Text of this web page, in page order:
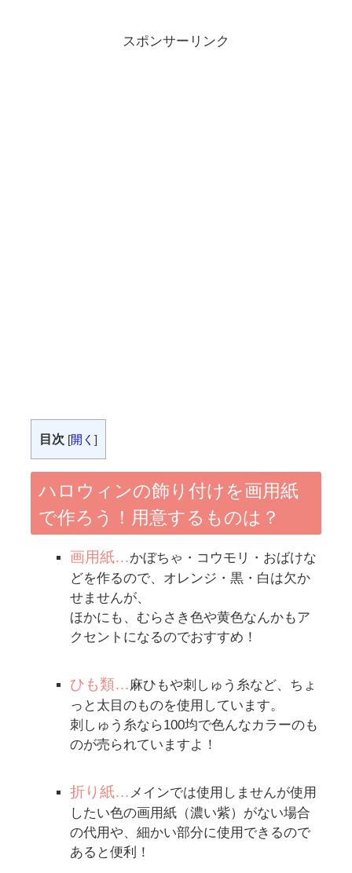
スポンサーリンク
目次 [開く ]
ハロウィンの飾り付けを画用紙
で作ろう！用意するものは？
画用紙…かぼちゃ・コウモリ・おばけな
どを作るので、オレンジ・黒・白は欠か
せませんが、
ほかにも、むらさき色や黄色なんかもア
クセントになるのでおすすめ！
ひも類…麻ひもや刺しゅう糸など、ちょ
っと太目のものを使用しています。
刺しゅう糸なら100均で色んなカラーのも
のが売られていますよ！
折り紙… メインでは使用しませんが使用
したい色の画用紙（濃い紫）がない場合
の代用や、細かい部分に使用できるので
あると便利！